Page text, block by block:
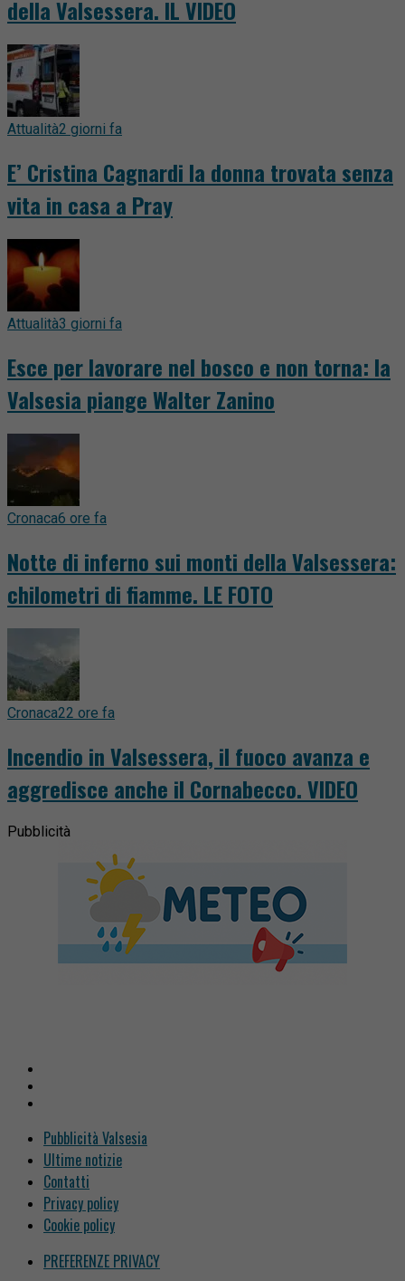
della Valsessera. IL VIDEO
Attualità2 giorni fa
E’ Cristina Cagnardi la donna trovata senza
vita in casa a Pray
Attualità3 giorni fa
Esce per lavorare nel bosco e non torna: la
Valsesia piange Walter Zanino
Cronaca6 ore fa
Notte di inferno sui monti della Valsessera:
chilometri di fiamme. LE FOTO
Cronaca22 ore fa
Incendio in Valsessera, il fuoco avanza e
aggredisce anche il Cornabecco. VIDEO
Pubblicità
Pubblicità Valsesia
Ultime notizie
Contatti
Privacy policy
Cookie policy
PREFERENZE PRIVACY